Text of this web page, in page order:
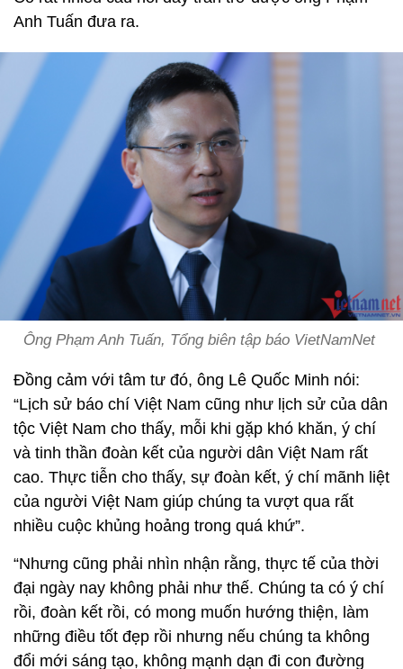
Anh Tuấn đưa ra.
Ông Phạm Anh Tuấn, Tổng biên tập báo VietNamNet
Đồng cảm với tâm tư đó, ông Lê Quốc Minh nói:
“Lịch sử báo chí Việt Nam cũng như lịch sử của dân
tộc Việt Nam cho thấy, mỗi khi gặp khó khăn, ý chí
và tinh thần đoàn kết của người dân Việt Nam rất
cao. Thực tiễn cho thấy, sự đoàn kết, ý chí mãnh liệt
của người Việt Nam giúp chúng ta vượt qua rất
nhiều cuộc khủng hoảng trong quá khứ”.
“Nhưng cũng phải nhìn nhận rằng, thực tế của thời
đại ngày nay không phải như thế. Chúng ta có ý chí
rồi, đoàn kết rồi, có mong muốn hướng thiện, làm
những điều tốt đẹp rồi nhưng nếu chúng ta không
đổi mới sáng tạo, không mạnh dạn đi con đường